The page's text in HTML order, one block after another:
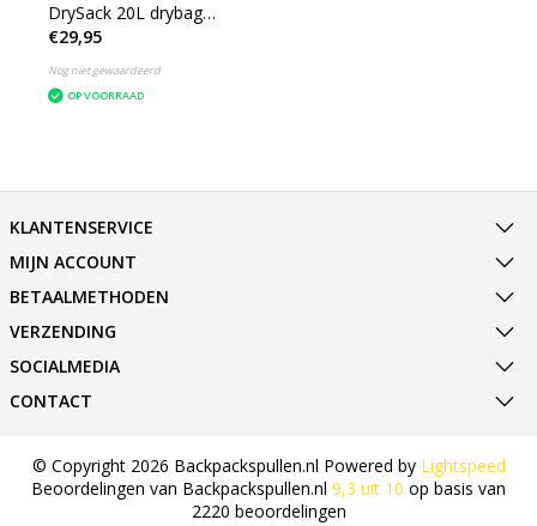
DrySack 20L drybag
waterdichte tas
€29,95
Nog niet gewaardeerd
OP VOORRAAD
KLANTENSERVICE
MIJN ACCOUNT
BETAALMETHODEN
VERZENDING
SOCIALMEDIA
CONTACT
© Copyright 2026 Backpackspullen.nl Powered by Lightspeed
Beoordelingen van Backpackspullen.nl 9,3 uit 10 op basis van
2220 beoordelingen